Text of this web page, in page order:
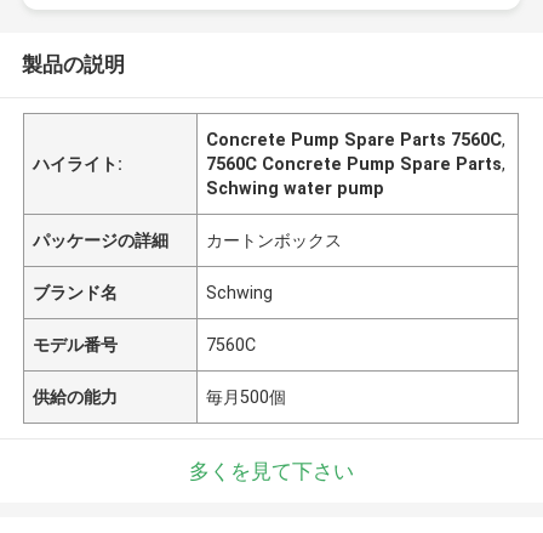
製品の説明
ハイライト:
Concrete Pump Spare Parts 7560C,
7560C Concrete Pump Spare Parts,
Schwing water pump
パッケージの詳細 カートンボックス
ブランド名 Schwing
モデル番号 7560C
供給の能力 毎月500個
多くを見て下さい